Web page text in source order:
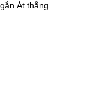
Át thẳng